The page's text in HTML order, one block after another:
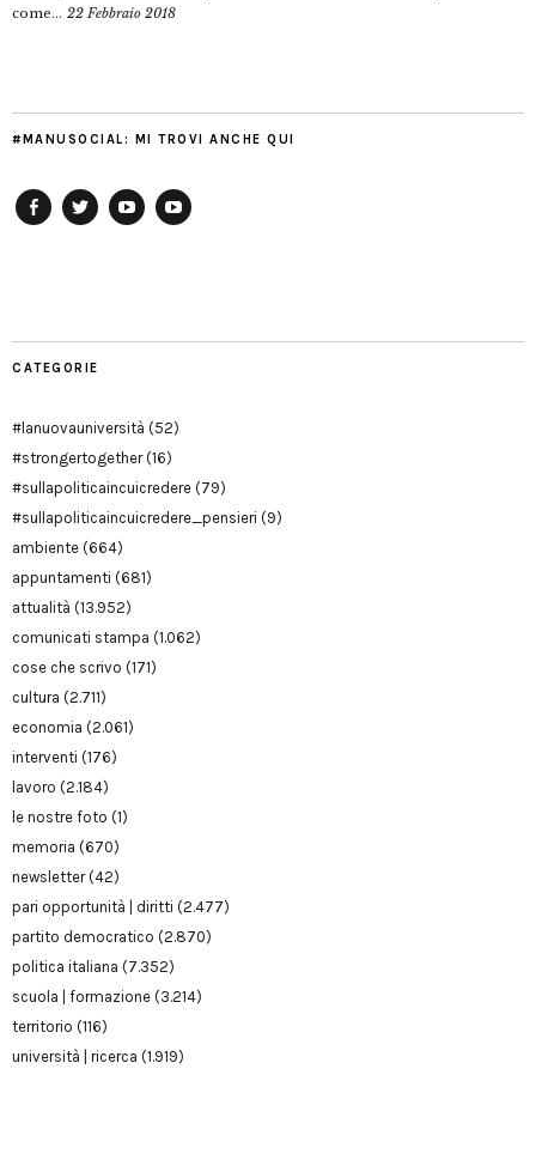
come... 22 Febbraio 2018
#MANUSOCIAL: MI TROVI ANCHE QUI
CATEGORIE
#lanuovauniversità (52)
#strongertogether(16)
#sullapoliticaincuicredere (79)
#sullapoliticaincuicredere_pensieri (9)
ambiente (664)
appuntamenti (681)
attualità (13.952)
comunicati stampa (1.062)
cose che scrivo (171)
cultura (2.711)
economia (2.061)
interventi (176)
lavoro (2.184)
le nostre foto (1)
memoria (670)
newsletter(42)
pari opportunità | diritti (2.477)
partito democratico (2.870)
politica italiana (7.352)
scuola | formazione (3.214)
territorio (116)
università | ricerca (1.919)